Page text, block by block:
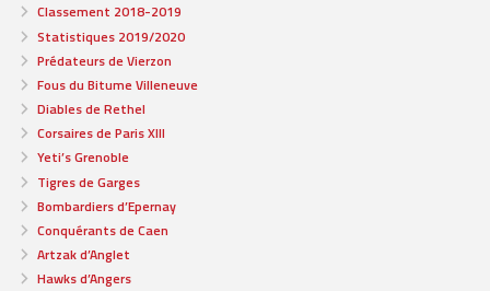
Classement 2018-2019
Statistiques 2019/2020
Prédateurs de Vierzon
Fous du Bitume Villeneuve
Diables de Rethel
Corsaires de Paris XIII
Yeti’s Grenoble
Tigres de Garges
Bombardiers d’Epernay
Conquérants de Caen
Artzak d’Anglet
Hawks d’Angers